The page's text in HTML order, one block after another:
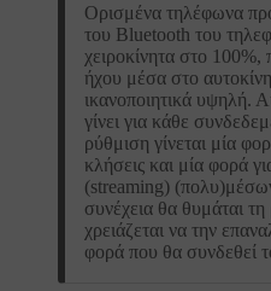
Ορισμένα τηλέφωνα
του Bluetooth του
χειροκίνητα στο
ήχου μέσα στο
ικανοποιητικά υψηλή.
γίνει για κάθε
ρύθμιση γίνεται μία
κλήσεις και μία φορά
(streaming)
συνέχεια θα θυμάται
χρειάζεται να την
φορά που θα συνδεθεί